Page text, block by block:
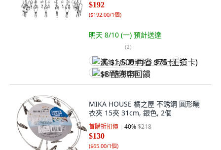
$192
($192.00/1個)
明天 8/10 (一) 預計送達
(2)
满 $1,500 再省 $75 (王道卡)
$8 酷澎幣回饋
MIKA HOUSE 橘之屋 不銹鋼 圓形曬
衣夾 15夾 31cm, 銀色, 2個
首購折扣價 40%$218
$130
($65.00/1個)